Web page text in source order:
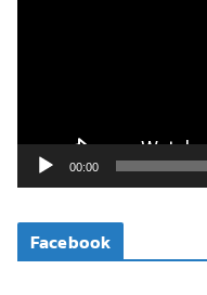
ดี
โ
00:00
Facebook